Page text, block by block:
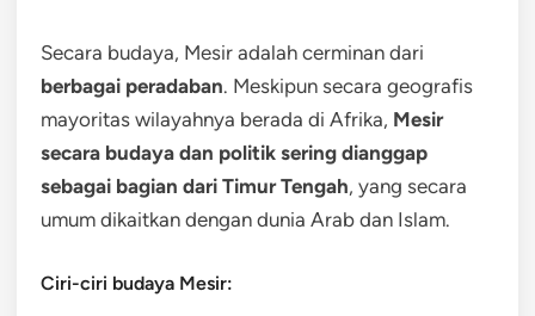
Secara budaya, Mesir adalah cerminan dari
berbagai peradaban. Meskipun secara geografis
mayoritas wilayahnya berada di Afrika, Mesir
secara budaya dan politik sering dianggap
sebagai bagian dari Timur Tengah, yang secara
umum dikaitkan dengan dunia Arab dan Islam.
Ciri-ciri budaya Mesir: